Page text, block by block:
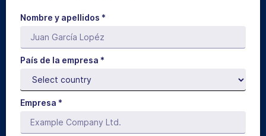
Nombre y apellidos *
País de la empresa *
Empresa *